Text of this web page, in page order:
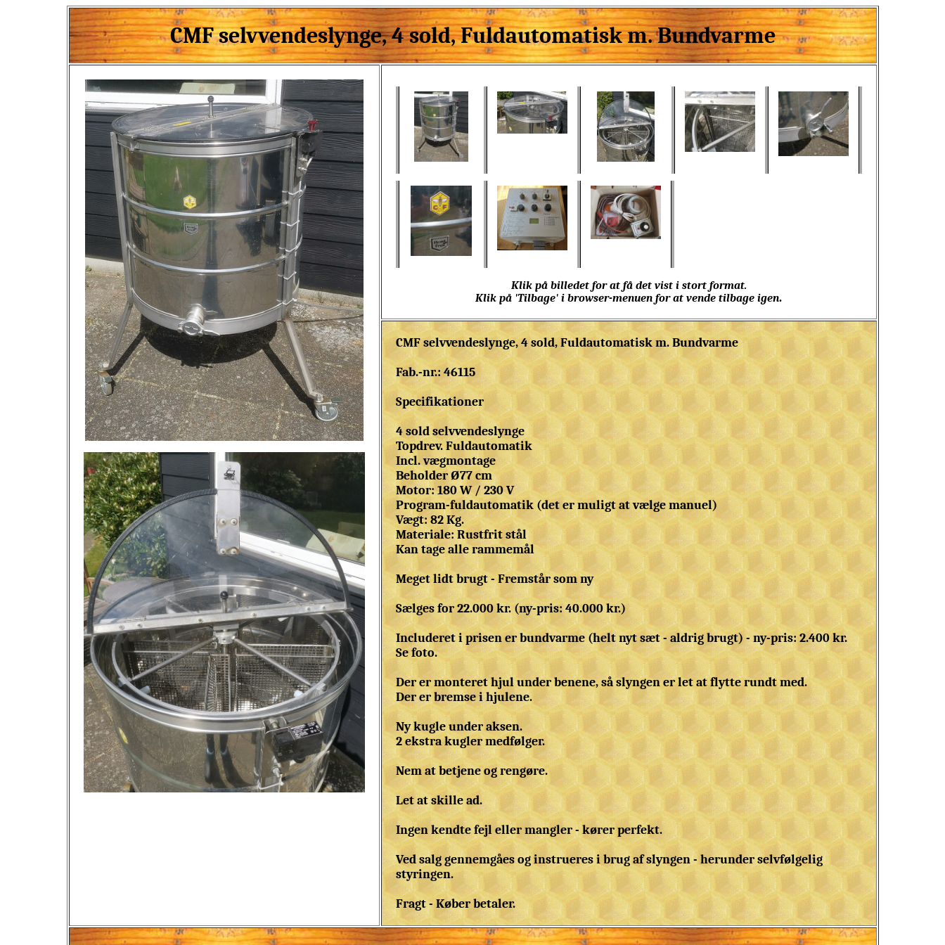
CMF selvvendeslynge, 4 sold, Fuldautomatisk m. Bundvarme
Klik på billedet for at få det vist i stort format.
Klik på 'Tilbage' i browser-menuen for at vende tilbage igen.
CMF selvvendeslynge, 4 sold, Fuldautomatisk m. Bundvarme
Fab.-nr.: 46115
Specifikationer
4 sold selvvendeslynge
Topdrev. Fuldautomatik
Incl. vægmontage
Beholder Ø77 cm
Motor: 180 W / 230 V
Program-fuldautomatik (det er muligt at vælge manuel)
Vægt: 82 Kg.
Materiale: Rustfrit stål
Kan tage alle rammemål
Meget lidt brugt - Fremstår som ny
Sælges for 22.000 kr. (ny-pris: 40.000 kr.)
Includeret i prisen er bundvarme (helt nyt sæt - aldrig brugt) - ny-pris: 2.400 kr.
Se foto.
Der er monteret hjul under benene, så slyngen er let at flytte rundt med.
Der er bremse i hjulene.
Ny kugle under aksen.
2 ekstra kugler medfølger.
Nem at betjene og rengøre.
Let at skille ad.
Ingen kendte fejl eller mangler - kører perfekt.
Ved salg gennemgåes og instrueres i brug af slyngen - herunder selvfølgelig
styringen.
Fragt - Køber betaler.